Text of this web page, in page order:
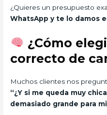
¿Quieres un presupuesto
WhatsApp y te lo damos
¿Cómo
correcto de
Muchos clientes nos
“¿Y si me queda muy
demasiado grande para